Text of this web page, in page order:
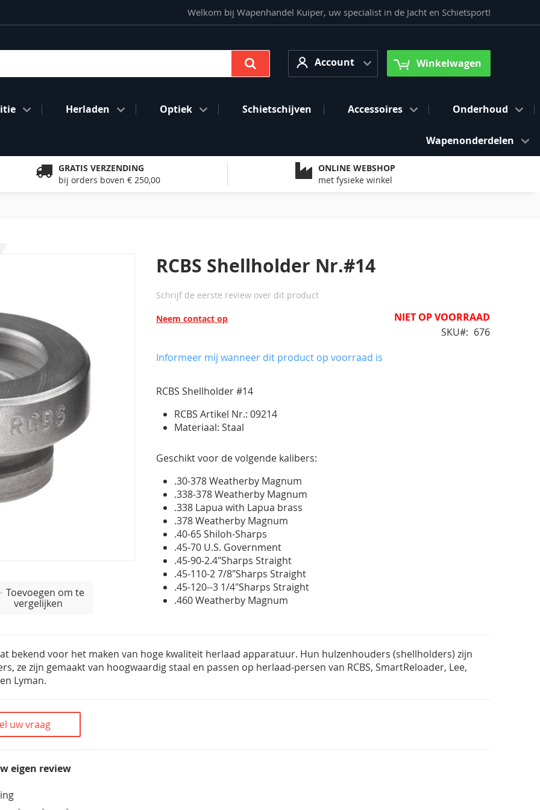
Welkom bij Wapenhandel Kuiper, uw specialist in de Jacht en Schietsport!
AccountAccount Winkelwagen
Herladen Optiek Schietschijven Accessoires Onderhoud
Wapenonderdelen
GRATIS VERZENDING
bij orders boven € 250,00
ONLINE WEBSHOP
met fysieke winkel
Toevoegen om te
vergelijken
RCBS Shellholder Nr.#14
Schrijf de eerste review over dit product
Neem contact op
NIET OP VOORRAAD
SKU
676
Informeer mij wanneer dit product op voorraad is
RCBS Shellholder #14
RCBS Artikel Nr.: 09214
Materiaal: Staal
Geschikt voor de volgende kalibers:
.30-378 Weatherby Magnum
.338-378 Weatherby Magnum
.338 Lapua with Lapua brass
.378 Weatherby Magnum
.40-65 Shiloh-Sharps
.45-70 U.S. Government
.45-90-2.4"Sharps Straight
.45-110-2 7/8"Sharps Straight
.45-120--3 1/4"Sharps Straight
.460 Weatherby Magnum
bekend voor het maken van hoge kwaliteit herlaad apparatuur. Hun hulzenhouders (shellholders) zijn
ze zijn gemaakt van hoogwaardig staal en passen op herlaad-persen van RCBS, SmartReloader, Lee,
Lyman.
uw vraag
eigen review